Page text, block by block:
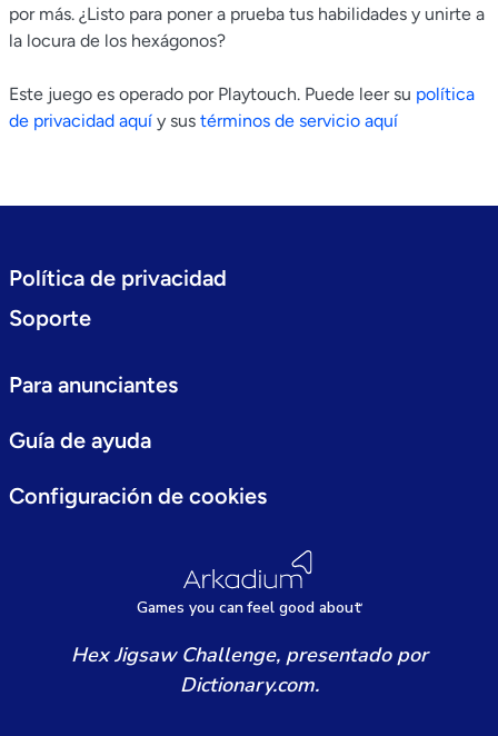
por más. ¿Listo para poner a prueba tus habilidades y unirte a
la locura de los hexágonos?
Este juego es operado por Playtouch. Puede leer su política
de privacidad aquí y sus términos de servicio aquí
Games you canfeel good about
Política de privacidad
Soporte
Para anunciantes
Guía de ayuda
Configuración de cookies
Hex Jigsaw Challenge, presentado por
Dictionary.com.